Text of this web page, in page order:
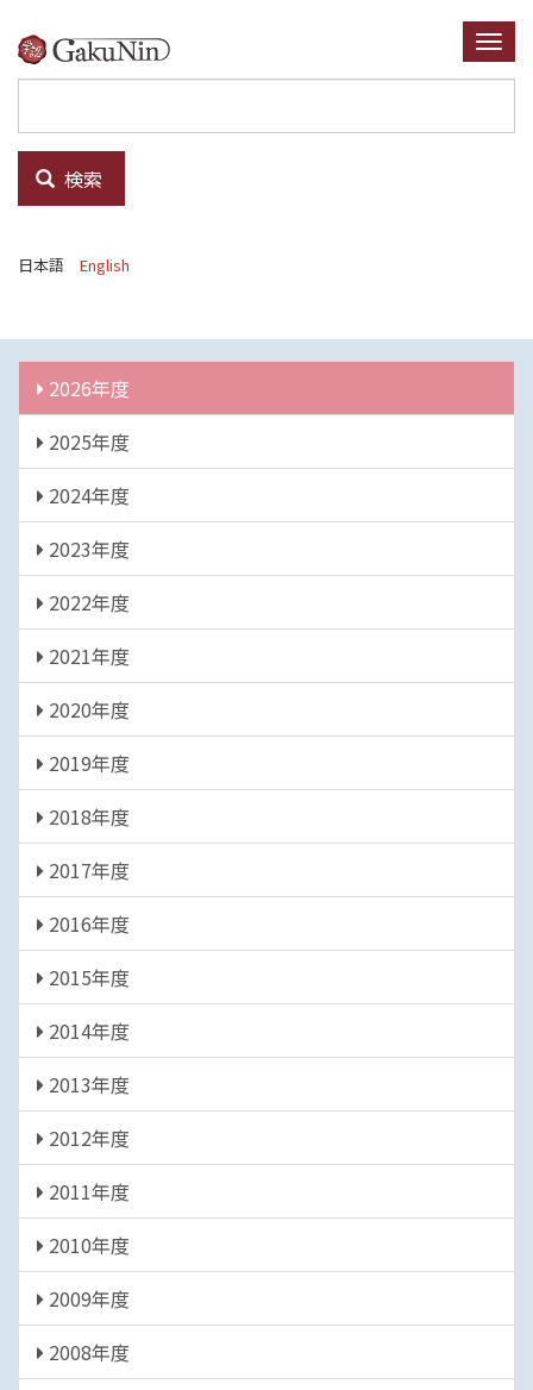
イ
ン
ン
テ
ツ
検索
日本語 English
年
度
2026年度
2025年度
2024年度
2023年度
2022年度
2021年度
2020年度
2019年度
2018年度
2017年度
2016年度
2015年度
2014年度
2013年度
2012年度
2011年度
2010年度
2009年度
2008年度